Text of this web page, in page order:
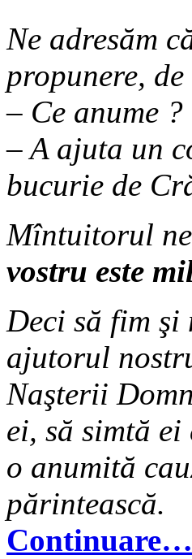
Ne adresăm
propunere,
– Ce anume ?
– A ajuta un
bucurie de
Mîntuitorul
vostru este
Deci să fim şi
ajutorul
Naşterii
ei, să simtă
o anumită
părintească.
Continuare…